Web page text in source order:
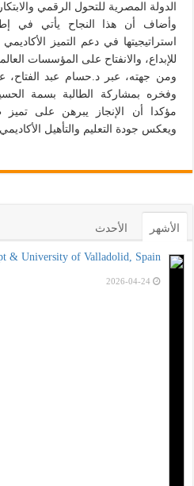
الدولة المصرية للتحول الرقمي
وأضاف أن هذا النجاح يأتي في
استراتيجيتها في دعم التميز الأكاديمي
للإبداع، والانفتاح على المؤسسات
ومن جهته، عبر د.حسام عبد الفتاح،
وفخره بمشاركة الطالبة بسمة
مؤكدا أن الإنجاز يبرهن على تميز
ويعكس جودة التعليم والتأهيل
الأشهر الأحدث
& University of Valladolid, Spain.
2026-04-24